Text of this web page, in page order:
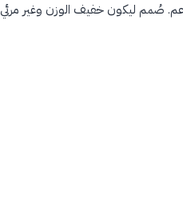
صُمم ليكون خفيف الوزن وغير مرئي